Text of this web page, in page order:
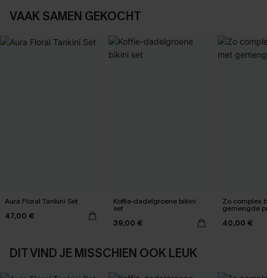
VAAK SAMEN GEKOCHT
Aura Floral Tankini Set
47,00 €
Koffie-dadelgroene bikini
set
39,00 €
Zo complex
gemengde
40,00 €
DIT VIND JE MISSCHIEN OOK LEUK